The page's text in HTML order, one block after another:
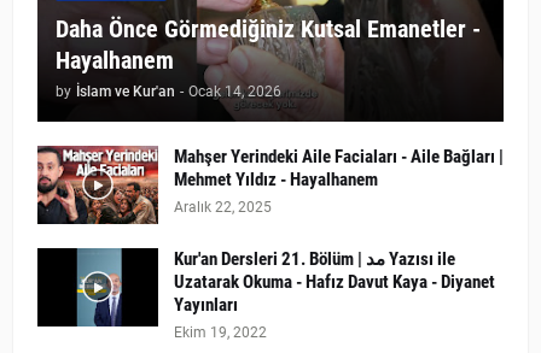
Daha Önce Görmediğiniz Kutsal Emanetler -
Hayalhanem
by İslam ve Kur'an - Ocak 14, 2026
Mahşer Yerindeki Aile Faciaları - Aile Bağları |
Mehmet Yıldız - Hayalhanem
Aralık 22, 2025
Kur'an Dersleri 21. Bölüm | مد Yazısı ile
Uzatarak Okuma - Hafız Davut Kaya - Diyanet
Yayınları
Ekim 19, 2022